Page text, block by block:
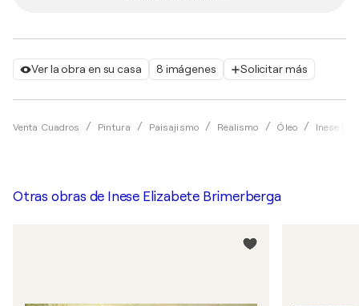
Ver la obra en su casa 8 imágenes Solicitar más
Venta Cuadros Pintura Paisajismo Realismo Óleo Inese
Otras obras de Inese Elizabete Brimerberga